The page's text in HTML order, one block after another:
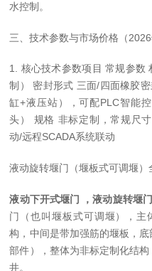
水控制。
三、技术参数与市场价格（2026
1. 核心技术参数项目 常规参数
制） 密封形式 三面/四面橡胶
缸+液压站），可配PLC智能
头） 规格 非标定制，常规尺
动/远程SCADA系统联动
液动旋转堰门（堰板式可调堰）
液动下开式堰门 ，液动旋转堰
门（也叫堰板式可调堰），主
构，中间是带加强筋的堰板，
部件），整体为非标定制化结
井。